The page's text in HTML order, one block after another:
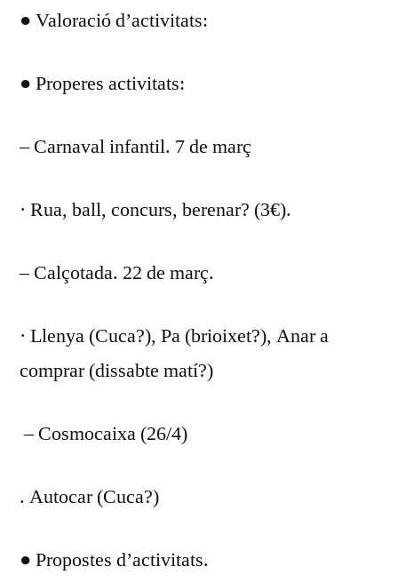
2020
● Valoració d’activitats:
● Properes activitats:
– Carnaval infantil. 7 de març
· Rua, ball, concurs, berenar? (3€).
– Calçotada. 22 de març.
· Llenya (Cuca?), Pa (brioixet?), Anar a
comprar (dissabte matí?)
– Cosmocaixa (26/4)
. Autocar (Cuca?)
● Propostes d’activitats.